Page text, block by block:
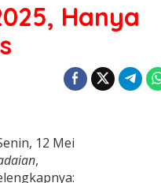
Hanya
12 Mei
,